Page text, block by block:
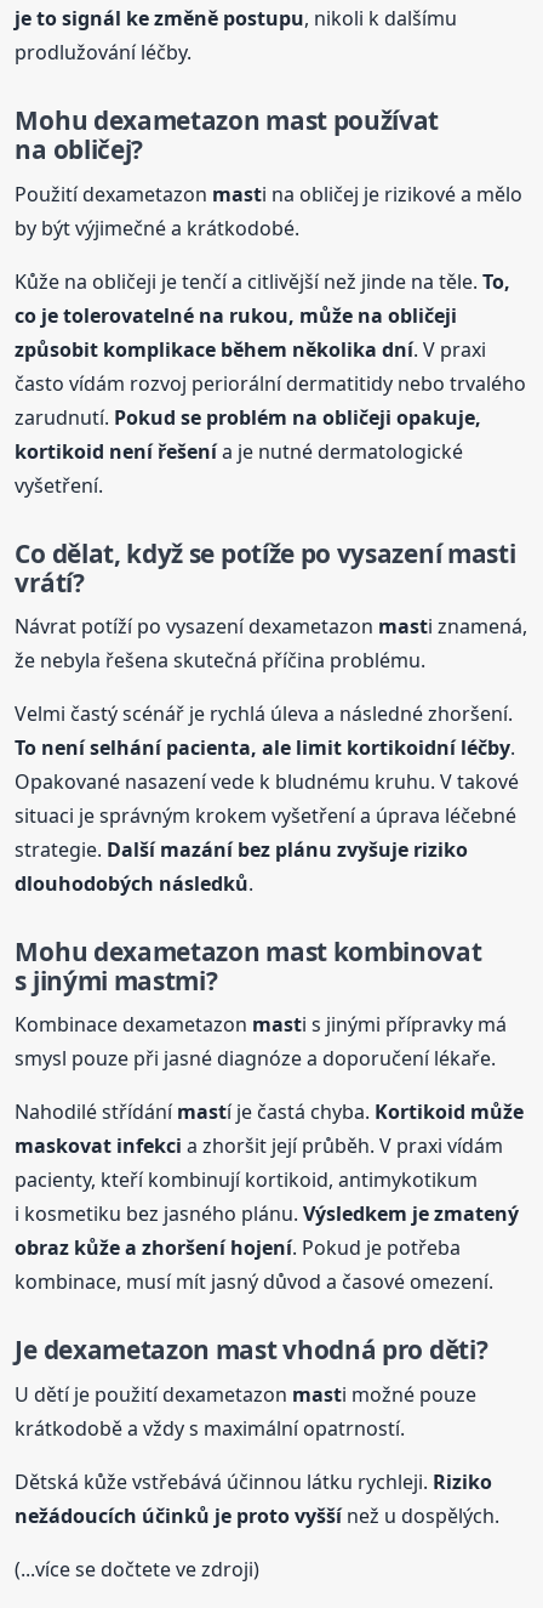
je to signál ke změně postupu, nikoli k dalšímu
prodlužování léčby.
Mohu dexametazon mastpoužívat
na obličej?
Použití dexametazon masti na obličej je rizikové a mělo
by být výjimečné a krátkodobé.
Kůže na obličeji je tenčí a citlivější než jinde na těle.To,
co je tolerovatelné na rukou, může na obličeji
způsobit komplikace během několika dní. V praxi
často vídám rozvoj periorální dermatitidy nebo trvalého
zarudnutí. Pokud se problém na obličeji opakuje,
kortikoid není řešenía je nutné dermatologické
vyšetření.
Co dělat, když se potíže po vysazenímasti
vrátí?
Návrat potíží po vysazení dexametazon masti znamená,
že nebyla řešena skutečná příčina problému.
Velmi častý scénář je rychlá úleva a následné zhoršení.
To není selhání pacienta, ale limit kortikoidní léčby.
Opakované nasazení vede k bludnému kruhu. V takové
situaci je správným krokem vyšetření a úprava léčebné
strategie. Další mazání bez plánu zvyšuje riziko
dlouhodobých následků.
Mohu dexametazon mastkombinovat
s jinými mastmi?
Kombinace dexametazon masti s jinými přípravky má
smysl pouze při jasné diagnóze a doporučení lékaře.
Nahodilé střídánímastí je častá chyba. Kortikoid může
maskovat infekci a zhoršit její průběh. V praxi vídám
pacienty, kteří kombinují kortikoid, antimykotikum
i kosmetiku bez jasného plánu.Výsledkem je zmatený
obraz kůže a zhoršení hojení. Pokud je potřeba
kombinace, musí mít jasný důvod a časové omezení.
Je dexametazon mastvhodná pro děti?
U dětí je použití dexametazon masti možné pouze
krátkodobě a vždy s maximální opatrností.
Dětská kůže vstřebává účinnou látku rychleji. Riziko
nežádoucích účinků je proto vyššínež u dospělých.
(...více se dočtete ve zdroji)